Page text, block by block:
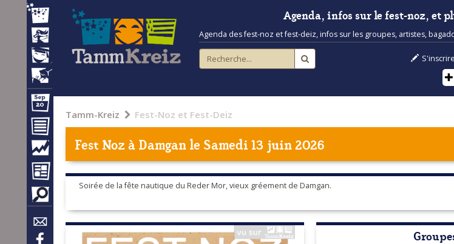
Agenda, infos sur le fest-noz, et
Agenda des fest-noz et fest-deiz, infos sur les groupes, artistes,
S'inscrire
Tamm-Kreiz Fest-Noz et Fest-Deiz
Fest Noz àDamganle Samedi 13 juin 2026
Soirée de la fête nautique du Reder Mor, vieux gréement de Damgan.